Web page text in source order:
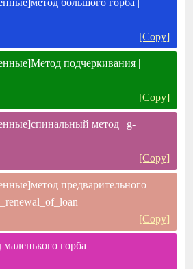
[Copy]
подчеркивания |
[Copy]
метод | g-
[Copy]
предварительного
[Copy]
горба |